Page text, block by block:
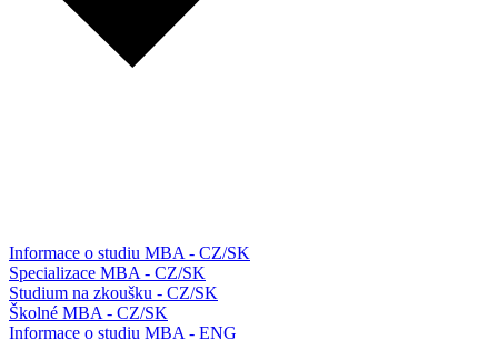
Informace o studiu MBA - CZ/SK
Specializace MBA - CZ/SK
Studium na zkoušku - CZ/SK
Školné MBA - CZ/SK
Informace o studiu MBA - ENG